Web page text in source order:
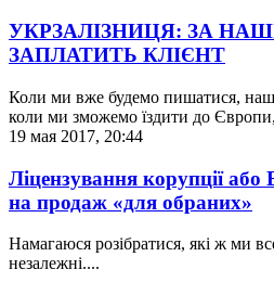
УКРЗАЛІЗНИЦЯ: ЗА
ЗАПЛАТИТЬ КЛІЄНТ
Коли ми вже будемо пишатися,
коли ми зможемо їздити до
19 мая 2017, 20:44
Ліцензування корупції або
на продаж «для обраних»
Намагаюся розібратися, які ж ми
незалежні....